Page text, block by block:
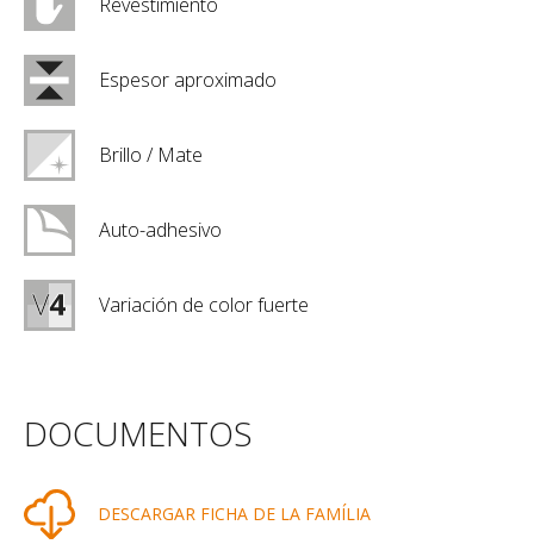
Espesor aproximado
Brillo / Mate
Auto-adhesivo
Variación de color fuerte
DOCUMENTOS
DESCARGAR FICHA DE LA FAMÍLIA